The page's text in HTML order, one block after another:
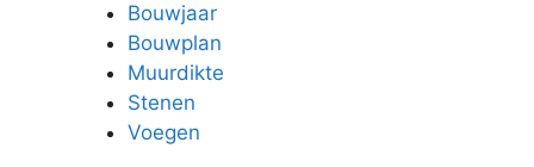
Bouwjaar
Bouwplan
Muurdikte
Stenen
Voegen